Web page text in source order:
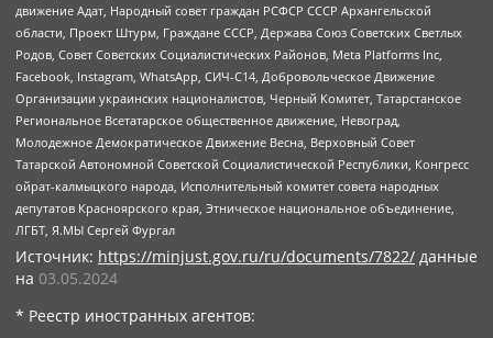
движение Адат, Народный совет граждан РСФСР СССР Архангельской
области, Проект Штурм, Граждане СССР, Держава Союз Советских Светлых
Родов, Совет Советских Социалистических Районов, Meta Platforms Inc,
Facebook, Instagram, WhatsApp, СИЧ-С14, Добровольческое Движение
Организации украинских националистов, Черный Комитет, Татарстанское
Региональное Всетатарское общественное движение, Невоград,
Молодежное Демократическое Движение Весна, Верховный Совет
Татарской Автономной Советской Социалистической Республики, Конгресс
ойрат-калмыцкого народа, Исполнительный комитет совета народных
депутатов Красноярского края, Этническое национальное объединение,
ЛГБТ, Я.МЫ Сергей Фургал
Источник: https://minjust.gov.ru/ru/documents/7822/ данные
на 03.05.2024
* Реестр иностранных агентов: